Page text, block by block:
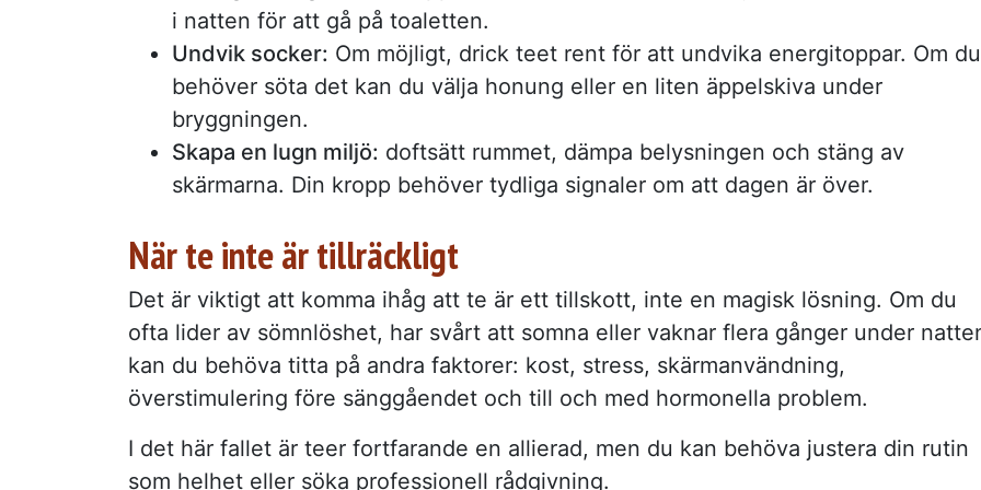
i natten för att gå på toaletten.
Undvik socker: Om möjligt, drick teet rent för att undvika energitoppar. Om du
behöver söta det kan du välja honung eller en liten äppelskiva under
bryggningen.
Skapa en lugn miljö: doftsätt rummet, dämpa belysningen och stäng av
skärmarna. Din kropp behöver tydliga signaler om att dagen är över.
När te inte är tillräckligt
Det är viktigt att komma ihåg att te är ett tillskott, inte en magisk lösning. Om du
ofta lider av sömnlöshet, har svårt att somna eller vaknar flera gånger under
kan du behöva titta på andra faktorer: kost, stress, skärmanvändning,
överstimulering före sänggåendet och till och med hormonella problem.
I det här fallet är teer fortfarande en allierad, men du kan behöva justera din rutin
som helhet eller söka professionell rådgivning.